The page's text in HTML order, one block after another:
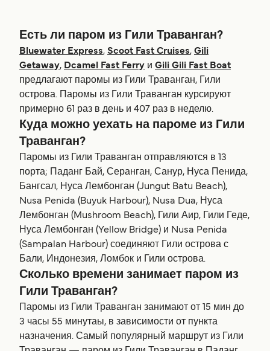
Есть ли паром из Гили Траванган?
Bluewater Express, Scoot Fast Cruises, Gili
Getaway, Dcamel Fast Ferry и Gili Gili Fast Boat
предлагают паромы из Гили Траванган, Гили
острова. Паромы из Гили Траванган курсируют
примерно 61 раз в день и 407 раз в неделю.
Куда можно уехать на пароме из Гили
Траванган?
Паромы из Гили Траванган отправляются в 13
порта; Паданг Бай, Серанган, Санур, Нуса Пенида,
Бангсал, Нуса Лембонган (Jungut Batu Beach),
Nusa Penida (Buyuk Harbour), Nusa Dua, Нуса
Лембонган (Mushroom Beach), Гили Аир, Гили Геде,
Нуса Лембонган (Yellow Bridge) и Nusa Penida
(Sampalan Harbour) соединяют Гили острова с
Бали, Индонезия, Ломбок и Гили острова.
Сколько времени занимает паром из
Гили Траванган?
Паромы из Гили Траванган занимают от 15 мин до
3 часы 55 минутаы, в зависимости от пункта
назначения. Самый популярный маршрут из Гили